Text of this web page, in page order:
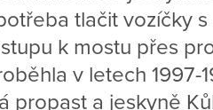
tlačit vozíčky
k mostu přes
v letech 1997-
propast a jeskyně